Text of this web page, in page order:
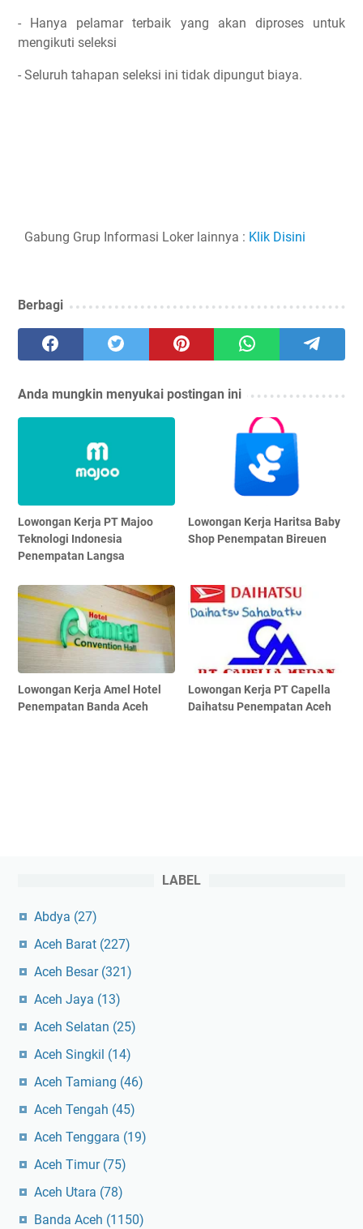
- Hanya pelamar terbaik yang akan diproses untuk
mengikuti seleksi
- Seluruh tahapan seleksi ini tidak dipungut biaya.
Gabung Grup Informasi Loker lainnya : Klik Disini
Berbagi
Anda mungkin menyukai postingan ini
Lowongan Kerja PT Majoo
Teknologi Indonesia
Penempatan Langsa
Lowongan Kerja Haritsa Baby
Shop Penempatan Bireuen
Lowongan Kerja Amel Hotel
Penempatan Banda Aceh
Lowongan Kerja PT Capella
Daihatsu Penempatan Aceh
LABEL
Abdya (27)
Aceh Barat (227)
Aceh Besar (321)
Aceh Jaya (13)
Aceh Selatan (25)
Aceh Singkil (14)
Aceh Tamiang (46)
Aceh Tengah (45)
Aceh Tenggara (19)
Aceh Timur (75)
Aceh Utara (78)
Banda Aceh (1150)